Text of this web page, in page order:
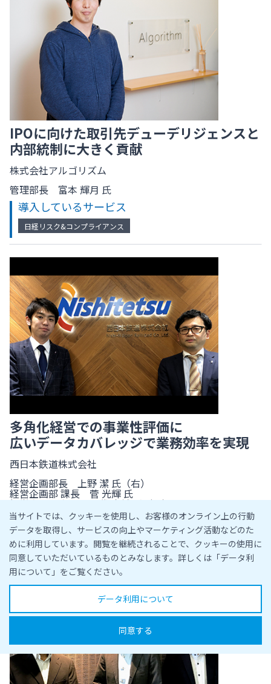
IPOに向けた取引先デューデリジェンスと
内部統制に大きく貢献
株式会社アルゴリズム
管理部長 富本 輝月 氏
導入しているサービス
日経リスク&コンプライアンス
多角化経営での事業性評価に
広いデータカバレッジで業務効率を実現
西日本鉄道株式会社
経営企画部長 上野 潔 氏（右）
経営企画部 課長 菅 光輝 氏
経営企画部 係長 田代 幸輔 氏（左）
導入しているサービス
日経バリューサーチ
当サイトでは、クッキーを使用し、お客様のオンライン上の行動
データを取得し、サービスの向上やマーケティング活動などのた
めに利用しています。閲覧を継続されることで、クッキーの使用に
同意していただいているものとみなします。詳しくは「データ利
用について」をご覧ください。
データ利用について
同意する